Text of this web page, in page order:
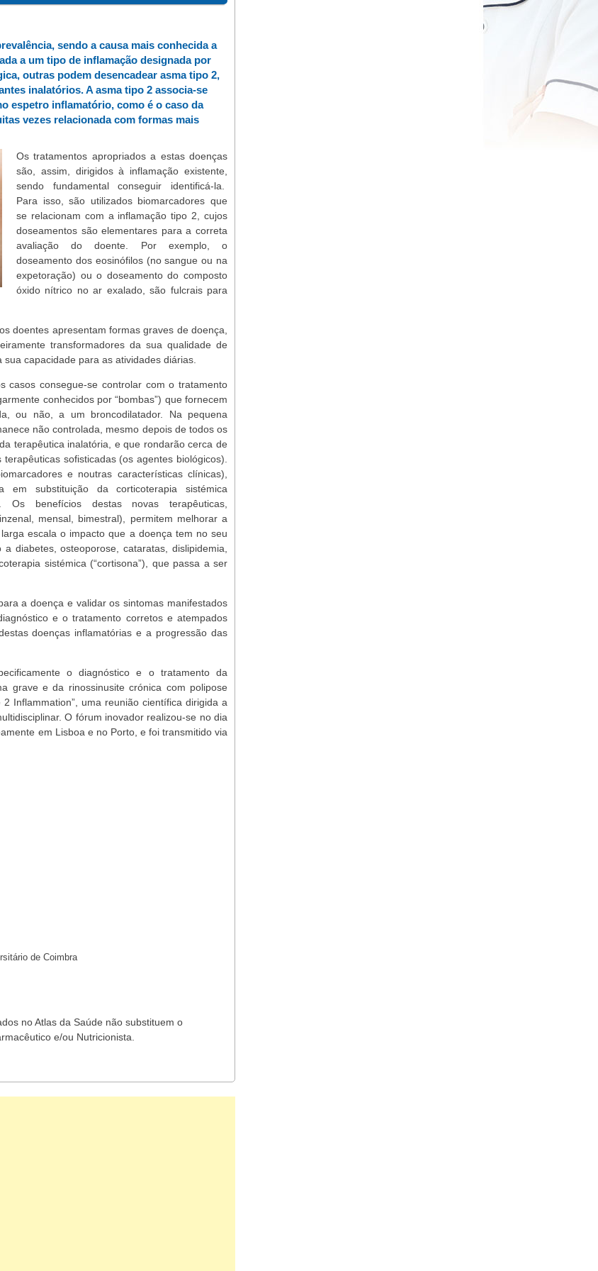
sendo a causa mais conhecida a
a um tipo de inflamação designada por
outras podem desencadear asma tipo 2,
inalatórios. A asma tipo 2 associa-se
espetro inflamatório, como é o caso da
vezes relacionada com formas mais
Os tratamentos apropriados a estas doenças
são, assim, dirigidos à inflamação existente,
sendo fundamental conseguir identificá-la.
Para isso, são utilizados biomarcadores que
se relacionam com a inflamação tipo 2, cujos
doseamentos são elementares para a correta
avaliação do doente. Por exemplo, o
doseamento dos eosinófilos (no sangue ou na
expetoração) ou o doseamento do composto
óxido nítrico no ar exalado, são fulcrais para
doentes apresentam formas graves de doença,
transformadores da sua qualidade de
capacidade para as atividades diárias.
casos consegue-se controlar com o tratamento
conhecidos por “bombas”) que fornecem
ou não, a um broncodilatador. Na pequena
não controlada, mesmo depois de todos os
terapêutica inalatória, e que rondarão cerca de
sofisticadas (os agentes biológicos).
e noutras características clínicas),
substituição da corticoterapia sistémica
Os benefícios destas novas terapêuticas,
mensal, bimestral), permitem melhorar a
escala o impacto que a doença tem no seu
diabetes, osteoporose, cataratas, dislipidemia,
sistémica (“cortisona”), que passa a ser
a doença e validar os sintomas manifestados
e o tratamento corretos e atempados
doenças inflamatórias e a progressão das
o diagnóstico e o tratamento da
grave e da rinossinusite crónica com polipose
Inflammation”, uma reunião científica dirigida a
O fórum inovador realizou-se no dia
em Lisboa e no Porto, e foi transmitido via
de Coimbra
no Atlas da Saúde não substituem o
e/ou Nutricionista.